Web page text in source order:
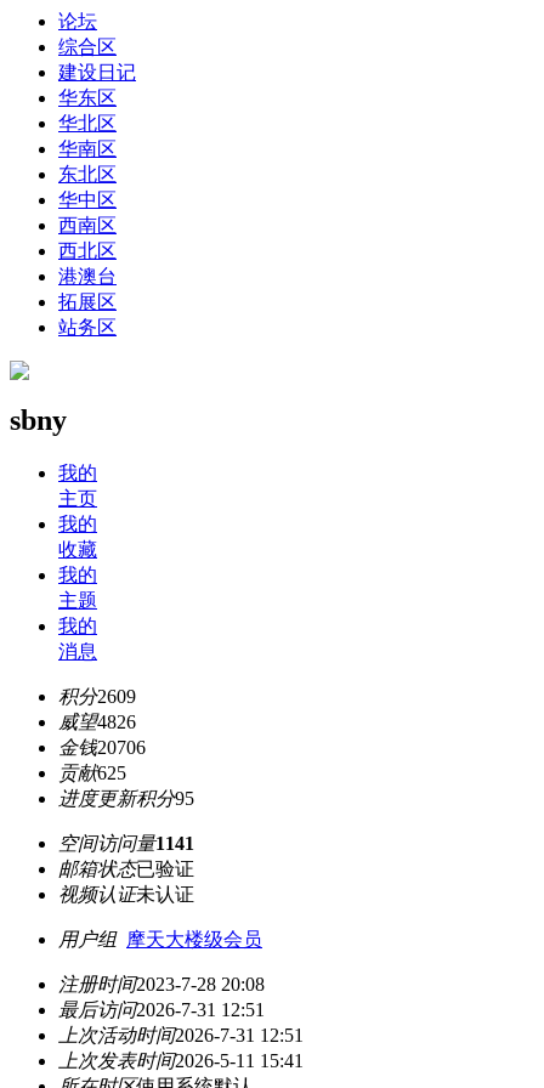
论坛
综合区
建设日记
华东区
华北区
华南区
东北区
华中区
西南区
西北区
港澳台
拓展区
站务区
sbny
我的
主页
我的
收藏
我的
主题
我的
消息
积分2609
威望4826
金钱20706
贡献625
进度更新积分95
空间访问量1141
邮箱状态已验证
视频认证未认证
用户组 摩天大楼级会员
注册时间2023-7-28 20:08
最后访问2026-7-31 12:51
上次活动时间2026-7-31 12:51
上次发表时间2026-5-11 15:41